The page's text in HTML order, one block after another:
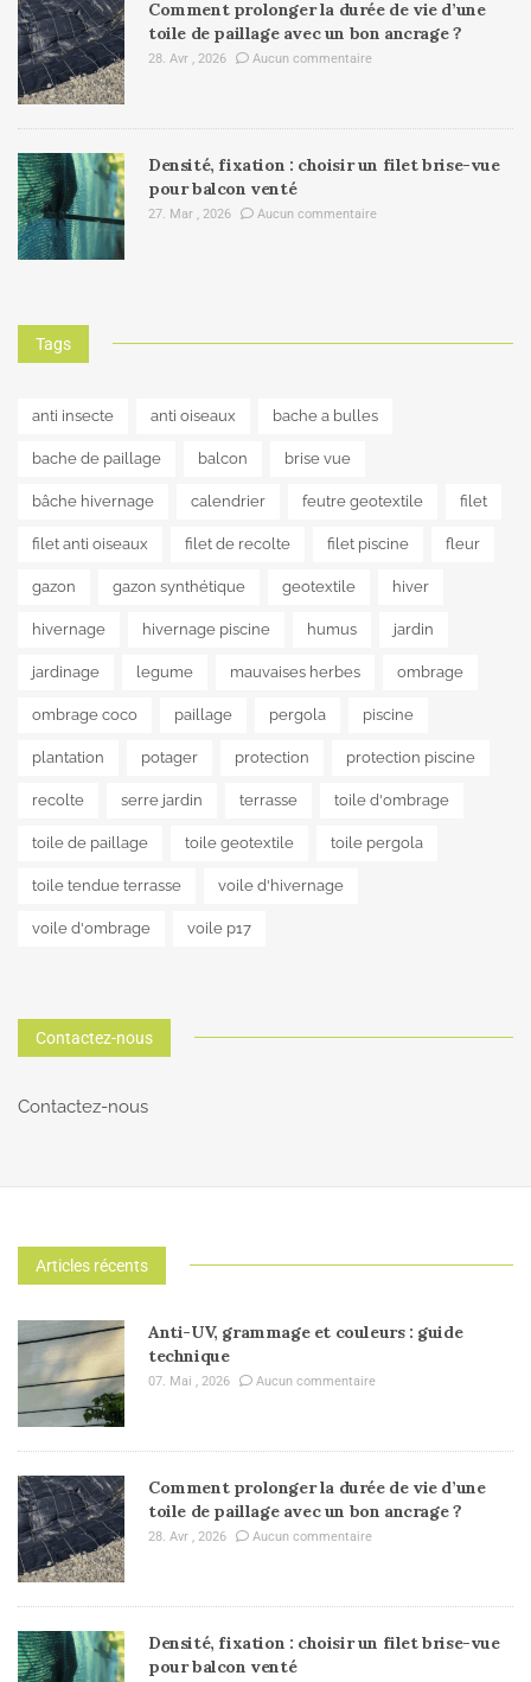
Comment prolonger la durée de vie d’une
toile de paillage avec un bon ancrage ?
28. Avr , 2026 Aucun commentaire
Densité, fixation : choisir un filet brise-vue
pour balcon venté
27. Mar , 2026 Aucun commentaire
Tags
anti insecte anti oiseaux bache a bulles
bache de paillage balcon brise vue
bâche hivernage calendrier feutre geotextile filet
filet anti oiseaux filet de recolte filet piscine fleur
gazon gazon synthétique geotextile hiver
hivernage hivernage piscine humus jardin
jardinage legume mauvaises herbes ombrage
ombrage coco paillage pergola piscine
plantation potager protection protection piscine
recolte serre jardin terrasse toile d'ombrage
toile de paillage toile geotextile toile pergola
toile tendue terrasse voile d'hivernage
voile d'ombrage voile p17
Contactez-nous
Contactez-nous
Articles récents
Anti-UV, grammage et couleurs : guide
technique
07. Mai , 2026 Aucun commentaire
Comment prolonger la durée de vie d’une
toile de paillage avec un bon ancrage ?
28. Avr , 2026 Aucun commentaire
Densité, fixation : choisir un filet brise-vue
pour balcon venté